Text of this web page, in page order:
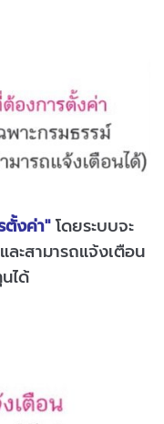
ตั้งค่า"โดยระบบจะ
ะสามารถแจ้งเตือน
ได้